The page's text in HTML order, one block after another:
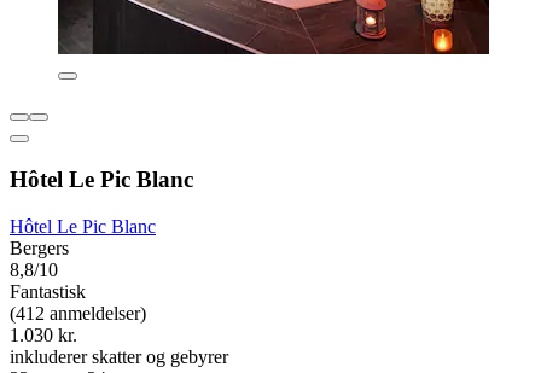
Hôtel Le Pic Blanc
Hôtel Le Pic Blanc
Bergers
8,8/10
Fantastisk
(412 anmeldelser)
1.030 kr.
inkluderer skatter og gebyrer